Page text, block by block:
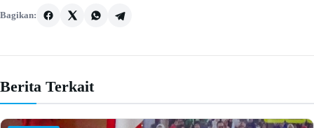
Bagikan:
Berita Terkait